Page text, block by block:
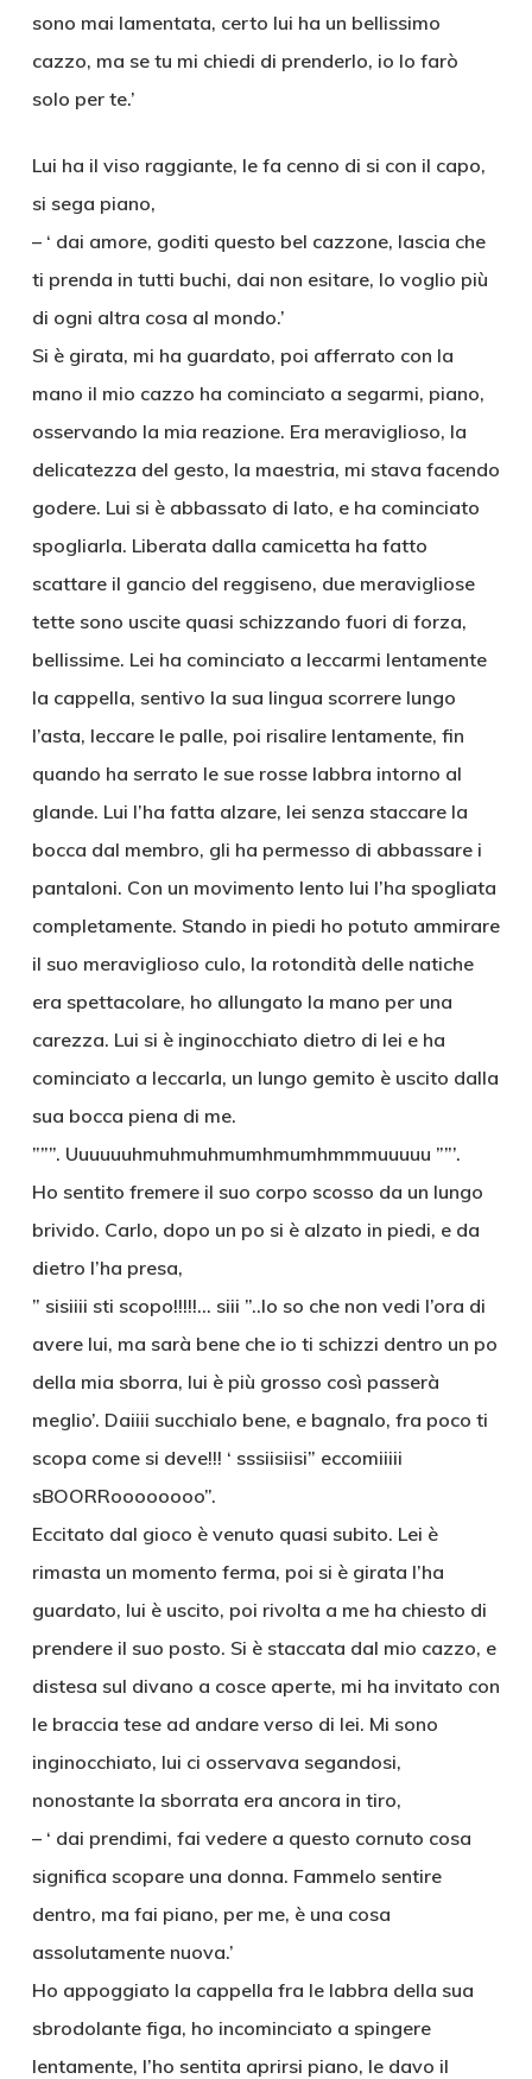
sono mai lamentata, certo lui ha un bellissimo
cazzo, ma se tu mi chiedi di prenderlo, io lo farò
solo per te.’
Lui ha il viso raggiante, le fa cenno di si con il capo,
si sega piano,
– ‘ dai amore, goditi questo bel cazzone, lascia che
ti prenda in tutti buchi, dai non esitare, lo voglio più
di ogni altra cosa al mondo.’
Si è girata, mi ha guardato, poi afferrato con la
mano il mio cazzo ha cominciato a segarmi, piano,
osservando la mia reazione. Era meraviglioso, la
delicatezza del gesto, la maestria, mi stava facendo
godere. Lui si è abbassato di lato, e ha cominciato
spogliarla. Liberata dalla camicetta ha fatto
scattare il gancio del reggiseno, due meravigliose
tette sono uscite quasi schizzando fuori di forza,
bellissime. Lei ha cominciato a leccarmi lentamente
la cappella, sentivo la sua lingua scorrere lungo
l’asta, leccare le palle, poi risalire lentamente, fin
quando ha serrato le sue rosse labbra intorno al
glande. Lui l’ha fatta alzare, lei senza staccare la
bocca dal membro, gli ha permesso di abbassare i
pantaloni. Con un movimento lento lui l’ha spogliata
completamente. Stando in piedi ho potuto ammirare
il suo meraviglioso culo, la rotondità delle natiche
era spettacolare, ho allungato la mano per una
carezza. Lui si è inginocchiato dietro di lei e ha
cominciato a leccarla, un lungo gemito è uscito dalla
sua bocca piena di me.
”””. Uuuuuuhmuhmuhmumhmumhmmmuuuuu ””’.
Ho sentito fremere il suo corpo scosso da un lungo
brivido. Carlo, dopo un po si è alzato in piedi, e da
dietro l’ha presa,
” sisiiii sti scopo!!!!!… siii ”..lo so che non vedi l’ora di
avere lui, ma sarà bene che io ti schizzi dentro un po
della mia sborra, lui è più grosso così passerà
meglio’. Daiiii succhialo bene, e bagnalo, fra poco ti
scopa come si deve!!! ‘ sssiisiisi” eccomiiiii
sBOORRoooooooo”.
Eccitato dal gioco è venuto quasi subito. Lei è
rimasta un momento ferma, poi si è girata l’ha
guardato, lui è uscito, poi rivolta a me ha chiesto di
prendere il suo posto. Si è staccata dal mio cazzo, e
distesa sul divano a cosce aperte, mi ha invitato con
le braccia tese ad andare verso di lei. Mi sono
inginocchiato, lui ci osservava segandosi,
nonostante la sborrata era ancora in tiro,
– ‘ dai prendimi, fai vedere a questo cornuto cosa
significa scopare una donna. Fammelo sentire
dentro, ma fai piano, per me, è una cosa
assolutamente nuova.’
Ho appoggiato la cappella fra le labbra della sua
sbrodolante figa, ho incominciato a spingere
lentamente, l’ho sentita aprirsi piano, le davo il